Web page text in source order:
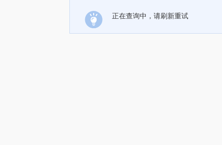
正在查询中，请刷新重试